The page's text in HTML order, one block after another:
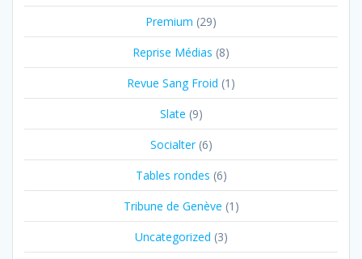
Premium (29)
Reprise Médias (8)
Revue Sang Froid (1)
Slate (9)
Socialter(6)
Tables rondes (6)
Tribune de Genève (1)
Uncategorized (3)